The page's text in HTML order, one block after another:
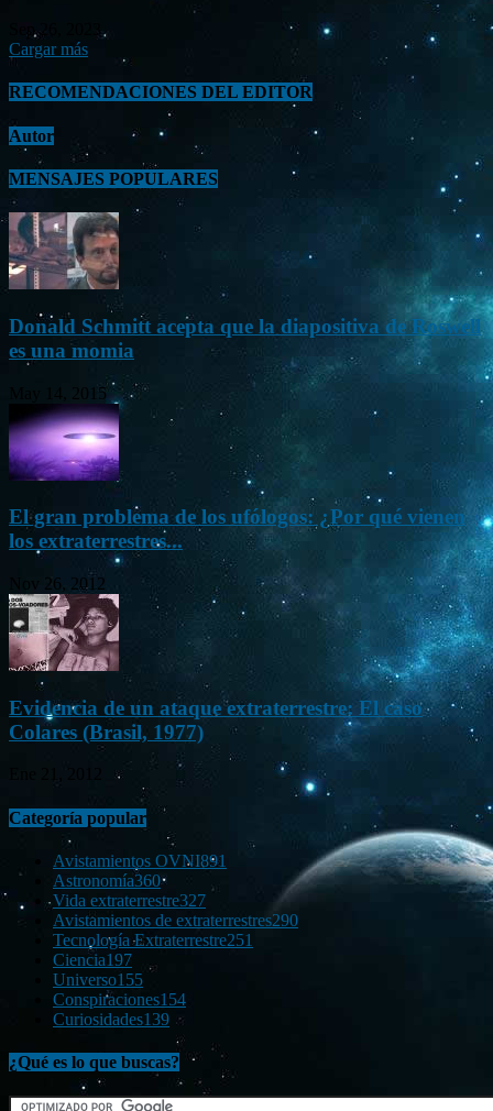
Sep 26, 2023
Cargar más
RECOMENDACIONES DEL EDITOR
Autor
MENSAJES POPULARES
Donald Schmitt acepta que la diapositiva de Roswell
es una momia
May 14, 2015
El gran problema de los ufólogos: ¿Por qué vienen
los extraterrestres...
Nov 26, 2012
Evidencia de un ataque extraterrestre: El caso
Colares (Brasil, 1977)
Categoría popular
Avistamientos OVNI891
Astronomía360
Vida extraterrestre327
Avistamientos de extraterrestres290
Tecnología Extraterrestre251
Ciencia197
Universo155
Conspiraciones154
Curiosidades139
¿Qué es lo que buscas?